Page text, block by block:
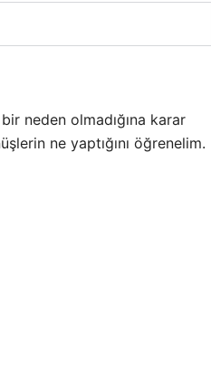
neden olmadığına karar
ne yaptığını öğrenelim.